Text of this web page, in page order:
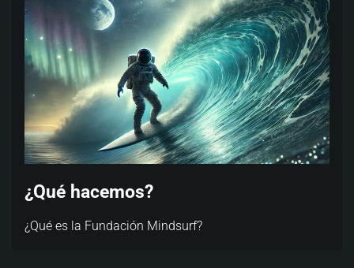
¿Qué hacemos?
¿Qué es la Fundación Mindsurf?